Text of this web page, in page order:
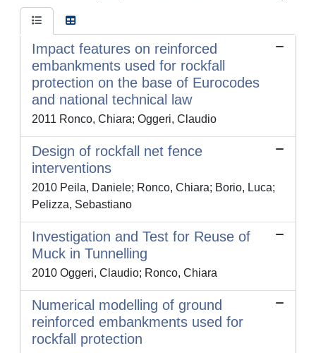
Impact features on reinforced
embankments used for rockfall
protection on the base of Eurocodes
and national technical law
2011 Ronco, Chiara; Oggeri, Claudio
Design of rockfall net fence
interventions
2010 Peila, Daniele; Ronco, Chiara; Borio, Luca;
Pelizza, Sebastiano
Investigation and Test for Reuse of
Muck in Tunnelling
2010 Oggeri, Claudio; Ronco, Chiara
Numerical modelling of ground
reinforced embankments used for
rockfall protection